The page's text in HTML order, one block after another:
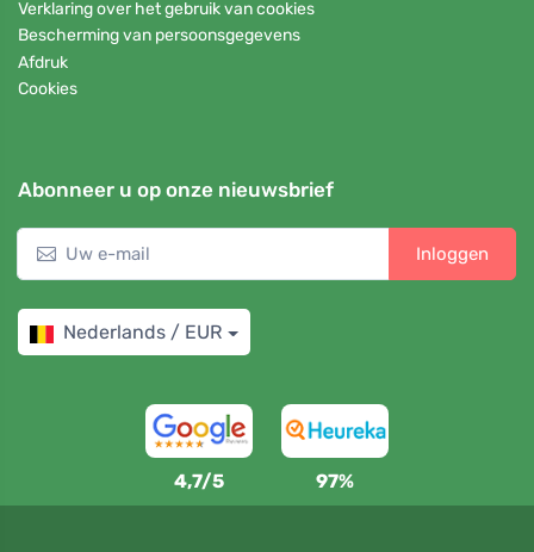
Verklaring over het gebruik van cookies
Bescherming van persoonsgegevens
Afdruk
Cookies
Abonneer u op onze nieuwsbrief
Inloggen
Nederlands / EUR
4,7/5 97%